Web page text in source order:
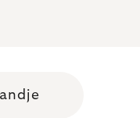
cart